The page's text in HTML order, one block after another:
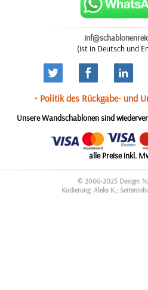
(ist in Deutsch und
• Politik des Rückgabe- und
Unsere Wandschablonen sind
alle Preise inkl.
© 2006-2025 Design:
Kodierung: Aleks K.;